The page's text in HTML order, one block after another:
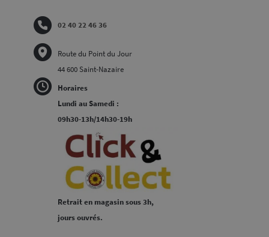
Horaires
Lundi au Samedi :
09h30-13h/14h30-19h
Retrait en magasin sous 3h,
jours ouvrés.
02 40 22 46 36
Route du Point du Jour
44 600 Saint-Nazaire